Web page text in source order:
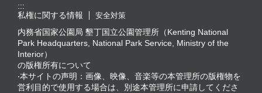
:::
私権に関する情報
安全対策
内務省国家公園局 墾丁国立公園管理所（Kenting National
Park Headquarters, National Park Service, Ministry of the
Interior）
の版権所有について
‧本サイトの声明：画像、映像、音楽等の本管理所の版権物を
営利目的で使用する場合は、別途本管理所に申請してくださ